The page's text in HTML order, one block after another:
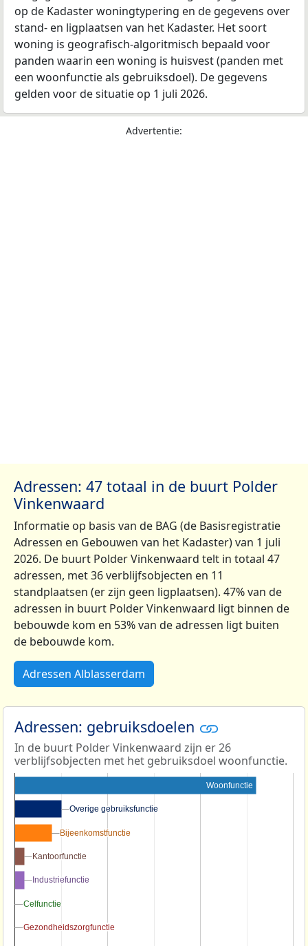
op de Kadaster woningtypering en de gegevens over
stand- en ligplaatsen van het Kadaster. Het soort
woning is geografisch-algoritmisch bepaald voor
panden waarin een woning is huisvest (panden met
een woonfunctie als gebruiksdoel). De gegevens
gelden voor de situatie op 1 juli 2026.
Advertentie:
Adressen: 47 totaal in de buurt Polder
Vinkenwaard
Informatie op basis van de BAG (de Basisregistratie
Adressen en Gebouwen van het Kadaster) van 1 juli
2026. De buurt Polder Vinkenwaard telt in totaal 47
adressen, met 36 verblijfsobjecten en 11
standplaatsen (er zijn geen ligplaatsen). 47% van de
adressen in buurt Polder Vinkenwaard ligt binnen de
bebouwde kom en 53% van de adressen ligt buiten
de bebouwde kom.
Adressen Alblasserdam
Adressen: gebruiksdoelen
In de buurt Polder Vinkenwaard zijn er 26
verblijfsobjecten met het gebruiksdoel woonfunctie.
Woonfunctie
Overige gebruiksfunctie
Overige gebruiksfunctie
Bijeenkomstfunctie
Bijeenkomstfunctie
Kantoorfunctie
Kantoorfunctie
Industriefunctie
Industriefunctie
Celfunctie
Celfunctie
Gezondheidszorgfunctie
Gezondheidszorgfunctie